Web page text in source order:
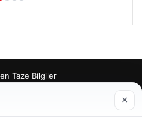
Taze Bilgiler
×